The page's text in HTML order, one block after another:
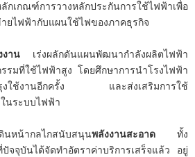
เกณฑ์การวางหลักประกันการใช้ไฟฟ้าเพื่อ
ยไฟฟ้ากับแผนใช้ไฟของภาคธุรกิจ
งาน เร่งผลักดันแผนพัฒนากำลังผลิตไฟฟ้า
รมที่ใช้ไฟฟ้าสูง โดยศึกษาการนำโรงไฟฟ้า
รุงใช้งานอีกครั้ง และส่งเสริมการใช้
นระบบไฟฟ้า
หน้ากลไกสนับสนุนพลังงานสะอาด ทั้ง
จจุบันได้จัดทำอัตราค่าบริการเสร็จแล้ว อยู่